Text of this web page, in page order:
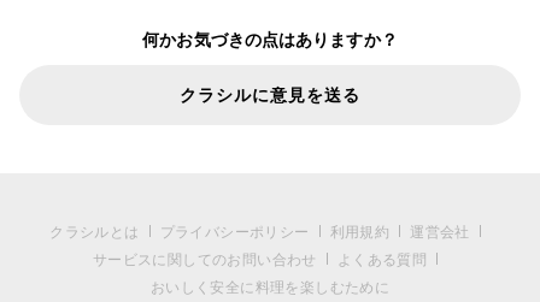
何かお気づきの点はありますか？
クラシルに意見を送る
クラシルとは プライバシーポリシー 利用規約
運営会社
サービスに関してのお問い合わせ
よくある質問
おいしく安全に料理を楽しむために